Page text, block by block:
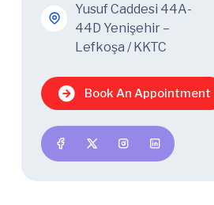
Yusuf Caddesi 44A-
44D Yenişehir –
Lefkoşa / KKTC
Book An Appointment